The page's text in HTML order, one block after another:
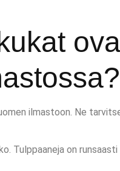
ilmastoon. Ne
Tulppaaneja on